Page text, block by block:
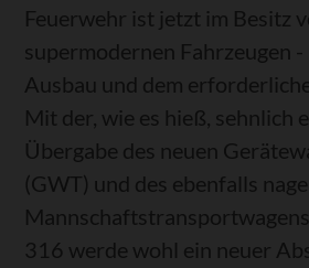
Feuerwehr ist jetzt im Besitz
supermodernen Fahrzeugen
Ausbau und dem
Mit der, wie es hieß, sehnlich
Übergabe des neuen
(GWT) und des ebenfalls
316 werde wohl ein neuer